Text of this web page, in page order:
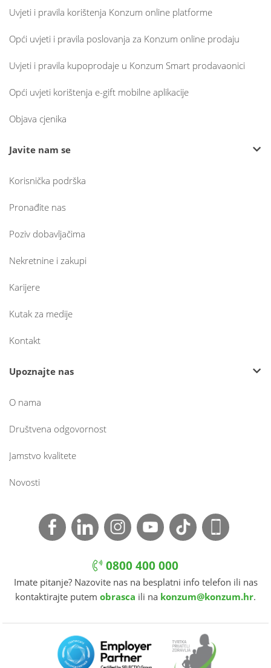
Uvjeti i pravila korištenja Konzum online platforme
Opći uvjeti i pravila poslovanja za Konzum online prodaju
Uvjeti i pravila kupoprodaje u Konzum Smart prodavaonici
Opći uvjeti korištenja e-gift mobilne aplikacije
Objava cjenika
Javite nam se
Korisnička podrška
Pronađite nas
Poziv dobavljačima
Nekretnine i zakupi
Karijere
Kutak za medije
Kontakt
Upoznajte nas
O nama
Društvena odgovornost
Jamstvo kvalitete
Novosti
0800 400 000
Imate pitanje? Nazovite nas na besplatni info telefon ili nas
kontaktirajte putem obrasca ili na konzum@konzum.hr.